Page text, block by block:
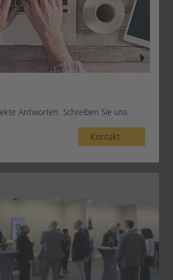
Antworten. Schreiben Sie uns.
Kontakt